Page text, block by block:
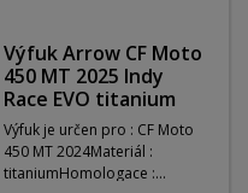
Výfuk Arrow CF Moto
450 MT 2025 Indy
Race EVO titanium
Výfuk je určen pro : CF Moto
450 MT 2024Materiál :
titaniumHomologace :